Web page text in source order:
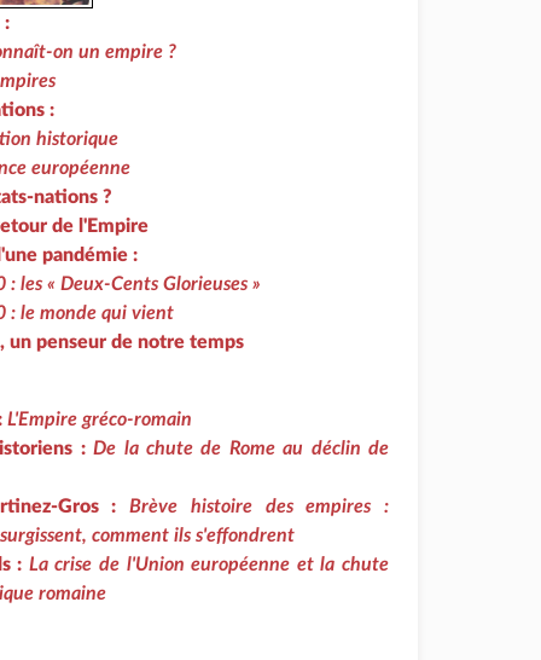
:
on un empire ?
:
historique
européenne
nations ?
de l'Empire
pandémie :
les « Deux-Cents Glorieuses »
: le monde qui vient
un penseur de notre temps
L'Empire gréco-romain
:De la chute de Rome au déclin de
Gros :Brève histoire des empires :
comment ils s'effondrent
: La crise de l'Union européenne et la chute
romaine